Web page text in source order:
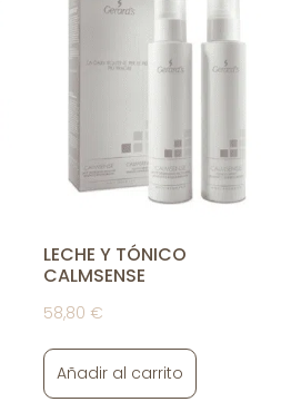
LECHE Y TÓNICO
CALMSENSE
58,80 €
Añadir al carrito